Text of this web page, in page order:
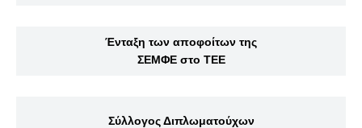
Ένταξη των αποφοίτων της
ΣΕΜΦΕ στο ΤΕΕ
Σύλλογος Διπλωματούχων